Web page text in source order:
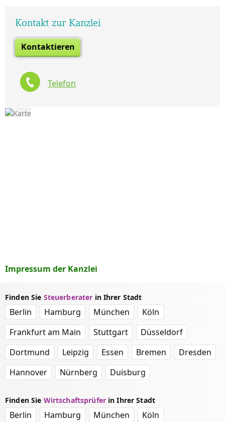
Kontakt zur Kanzlei
Kontaktieren
Telefon
Impressum der Kanzlei
Finden Sie Steuerberater in Ihrer Stadt
Berlin Hamburg München
Köln
Frankfurt am Main
Stuttgart
Düsseldorf
Dortmund
Leipzig Essen Bremen
Dresden
Hannover
Nürnberg Duisburg
Finden Sie Wirtschaftsprüferin Ihrer Stadt
Berlin Hamburg München
Köln